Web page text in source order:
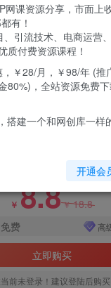
爱奇艺优酷会员官方
需要0.01硬通货一天
￥ 8.8￥18.8
免费 高
立即购买
前未登录！建议登陆后购
网课资源分享，市面上
有！
引流技术、电商运营
质付费资源课程！
￥28/月，￥98/年 (推
80%)，全站资源免费
搭建一个和网创库一样
开通会